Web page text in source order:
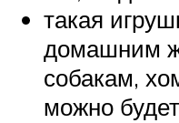
такая
домашним
собакам,
можно